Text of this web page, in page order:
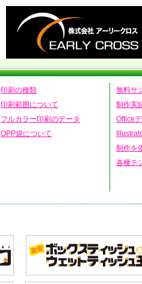
印刷の種類
印刷範囲について
フルカラー印刷のデータ
OPP袋について
無料サ
制作実
Office
制作を
各種テ